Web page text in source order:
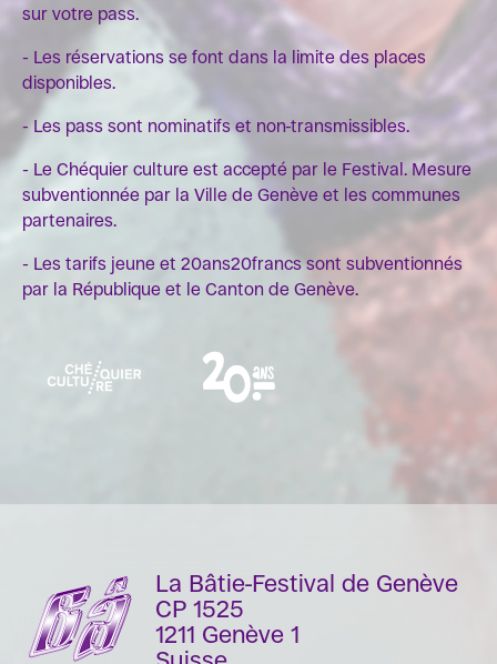
sur votre pass.
- Les réservations se font dans la limite des places
disponibles.
- Les pass sont nominatifs et non-transmissibles.
- Le Chéquier culture est accepté par le Festival. Mesure
subventionnée par la Ville de Genève et les communes
partenaires.
- Les tarifs jeune et 20ans20francs sont subventionnés
par la République et le Canton de Genève.
La Bâtie-Festival de Genève
CP 1525
1211 Genève 1